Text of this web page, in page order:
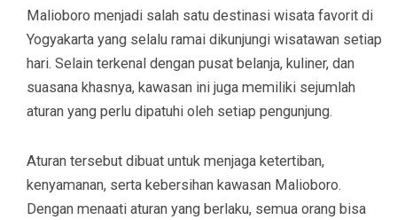
Malioboro menjadi salah satu destinasi wisata favorit di
Yogyakarta yang selalu ramai dikunjungi wisatawan setiap
hari. Selain terkenal dengan pusat belanja, kuliner, dan
suasana khasnya, kawasan ini juga memiliki sejumlah
aturan yang perlu dipatuhi oleh setiap pengunjung.
Aturan tersebut dibuat untuk menjaga ketertiban,
kenyamanan, serta kebersihan kawasan Malioboro.
Dengan menaati aturan yang berlaku, semua orang bisa